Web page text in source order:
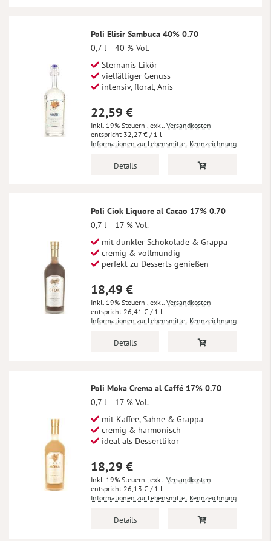
Poli Elisir Sambuca 40% 0.70
0,7 l
40 % Vol.
Sternanis Likör
vielfältiger Genuss
intensiv, floral, Anis
22,59 €
Inkl. 19% Steuern , exkl. Versandkosten
32,27 € / 1 l
Informationen zur Lebensmittel Kennzeichnung
Details
Poli Ciok Liquore al Cacao 17% 0.70
0,7 l
17 % Vol.
mit dunkler Schokolade & Grappa
cremig & vollmundig
perfekt zu Desserts genießen
18,49 €
Inkl. 19% Steuern , exkl. Versandkosten
26,41 € / 1 l
Informationen zur Lebensmittel Kennzeichnung
Details
Poli Moka Crema al Caffé 17% 0.70
0,7 l
17 % Vol.
mit Kaffee, Sahne & Grappa
cremig & harmonisch
ideal als Dessertlikör
18,29 €
Inkl. 19% Steuern , exkl. Versandkosten
26,13 € / 1 l
Informationen zur Lebensmittel Kennzeichnung
Details